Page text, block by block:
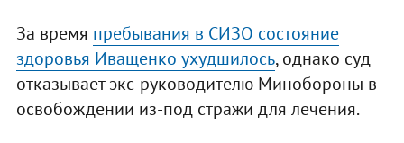
За время пребывания в СИЗО состояние
здоровья Иващенко ухудшилось, однако суд
отказывает экс-руководителю Минобороны в
освобождении из-под стражи для лечения.